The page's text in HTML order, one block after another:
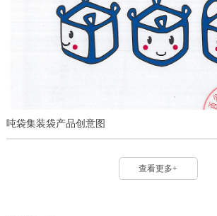
吨袋集装袋产品创意图
查看更多+